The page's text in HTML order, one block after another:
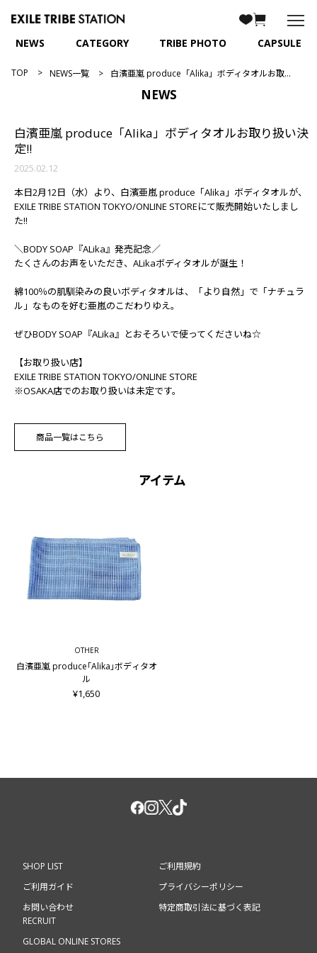
NEWS CATEGORY TRIBE PHOTO CAPSULE
TOP NEWS一覧 白濱亜嵐 produce「Alika」ボディタオルお取り扱い決定!!
NEWS
白濱亜嵐 produce「Alika」ボディタオルお取り扱い決
定!!
2025.02.12
本日2月12日（水）より、白濱亜嵐 produce「Alika」ボディタオルが、
EXILE TRIBE STATION TOKYO/ONLINE STOREにて販売開始いたしまし
た!!
＼BODY SOAP『ALika』発売記念／
たくさんのお声をいただき、ALikaボディタオルが誕生！
綿100％の肌馴染みの良いボディタオルは、「より自然」で「ナチュラ
ル」なものを好む亜嵐のこだわりゆえ。
ぜひBODY SOAP『ALika』とおそろいで使ってくださいね☆
【お取り扱い店】
EXILE TRIBE STATION TOKYO/ONLINE STORE
※OSAKA店でのお取り扱いは未定です。
商品一覧はこちら
アイテム
OTHER
白濱亜嵐 produce｢Alika｣ボディタオ
ル
¥1,650
SHOP LIST
ご利用ガイド
お問い合わせ
ご利用規約
プライバシーポリシー
特定商取引法に基づく表記
RECRUIT
GLOBAL ONLINE STORES